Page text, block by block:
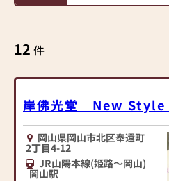
12 件
岸佛光堂 New Style
岡山県岡山市北区奉還町
2丁目4-12
JR山陽本線(姫路～岡山)
岡山駅